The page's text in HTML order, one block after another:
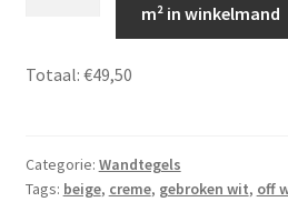
natuurtinten
aantal
m² in winkelmand
Totaal: €49,50
Categorie: Wandtegels
Tags: beige, creme, gebroken wit, off